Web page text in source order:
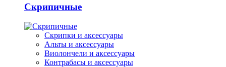
Скрипичные
Скрипки и аксессуары
Альты и аксессуары
Виолончели и аксессуары
Контрабасы и аксессуары